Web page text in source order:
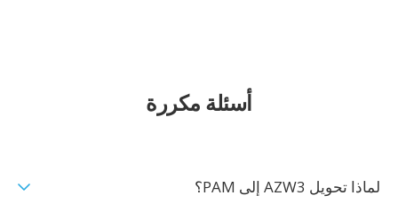
أسئلة مكررة
لماذا تحويل AZW3 إلى PAM؟